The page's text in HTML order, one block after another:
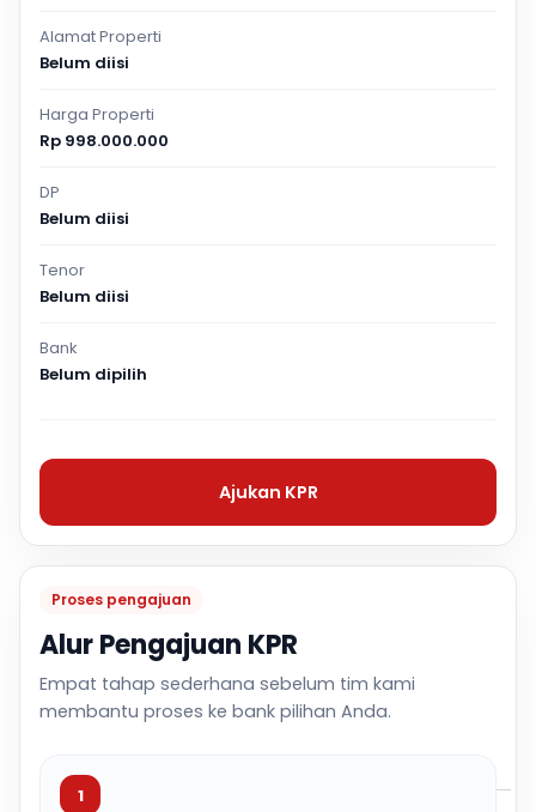
Proses pengajuan
Alur Pengajuan KPR
Empat tahap sederhana sebelum tim kami
membantu proses ke bank pilihan Anda.
1
Alamat Properti
Belum diisi
Harga Properti
Rp 998.000.000
DP
Belum diisi
Tenor
Belum diisi
Bank
Belum dipilih
Ajukan KPR